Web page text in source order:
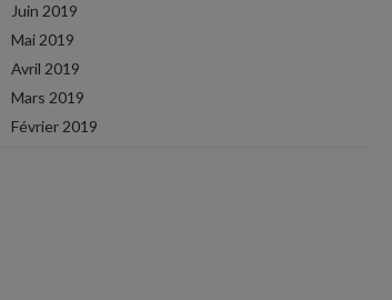
Juin 2019
Mai 2019
Avril 2019
Mars 2019
Février 2019